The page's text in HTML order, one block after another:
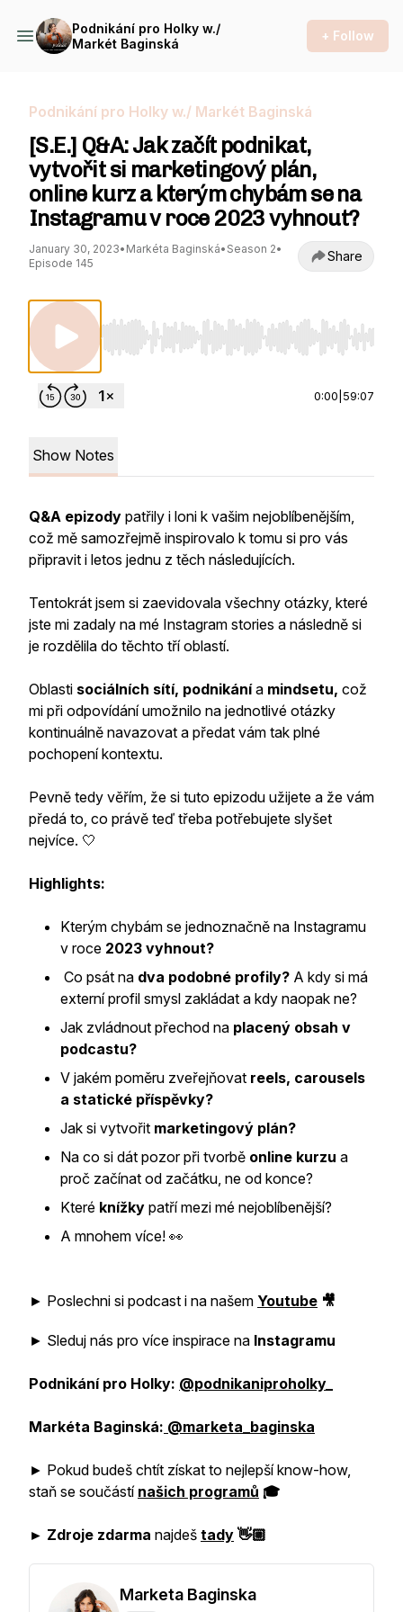
Podnikání pro Holky w./
Markét Baginská
+ Follow
Podnikání pro Holky w./ Markét Baginská
[S.E.] Q&A: Jak začít podnikat,
vytvořit si marketingový plán,
online kurz a kterým chybám se na
Instagramu v roce 2023 vyhnout?
January 30, 2023• Markéta Baginská• Season 2•
Episode 145
Share
Use Left/Right to seek, Home/End to jump to
0:00 59:07
Show Notes
Q&A epizody patřily i loni k vašim nejoblíbenějším,
což mě samozřejmě inspirovalo k tomu si pro vás
připravit i letos jednu z těch následujících.
Tentokrát jsem si zaevidovala všechny otázky, které
jste mi zadaly na mé Instagram stories a následně si
je rozdělila do těchto tří oblastí.
Oblasti sociálních sítí, podnikánía mindsetu, což
mi při odpovídání umožnilo na jednotlivé otázky
kontinuálně navazovat a předat vám tak plné
pochopení kontextu.
Pevně tedy věřím, že si tuto epizodu užijete a že vám
předá to, co právě teď třeba potřebujete slyšet
nejvíce. 🤍
Highlights:
Kterým chybám se jednoznačně na Instagramu
v roce 2023 vyhnout?
Co psát na dva podobné profily? A kdy si má
externí profil smysl zakládat a kdy naopak ne?
Jak zvládnout přechod na placený obsah v
podcastu?
V jakém poměru zveřejňovat reels, carousels
a statické příspěvky?
Jak si vytvořit marketingový plán?
Na co si dát pozor při tvorbě online kurzu a
proč začínat od začátku, ne od konce?
Které knížky patří mezi mé nejoblíbenější?
A mnohem více! 👀
► Poslechni si podcast i na našem Youtube 🎥
► Sleduj nás pro více inspirace na Instagramu
Podnikání pro Holky: @podnikaniproholky_
Markéta Baginská: @marketa_baginska
► Pokud budeš chtít získat to nejlepší know-how,
staň se součástí našich programů 🎓
► Zdroje zdarma najdeš tady 👋🏼
Marketa Baginska